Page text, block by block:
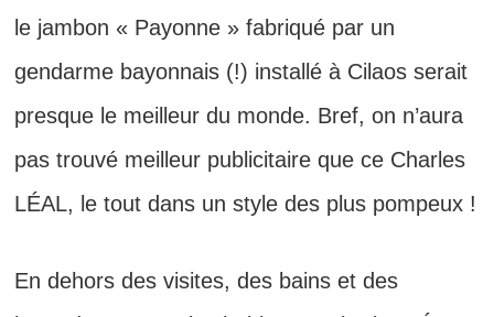
le jambon « Payonne » fabriqué par un
gendarme bayonnais (!) installé à Cilaos serait
presque le meilleur du monde. Bref, on n’aura
pas trouvé meilleur publicitaire que ce Charles
LÉAL, le tout dans un style des plus pompeux !
En dehors des visites, des bains et des